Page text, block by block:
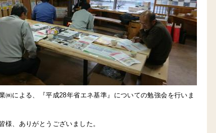
㈱による、『平成28年省エネ基準』についての勉強会を行いま
様、ありがとうございました。